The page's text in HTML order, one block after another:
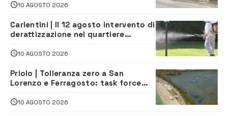
10 AGOSTO 2026
Carlentini | Il 12 agosto intervento di
derattizzazione nel quartiere
10 AGOSTO 2026
Priolo | Tolleranza zero a San
Lorenzo e Ferragosto: task force
navette gratuite
10 AGOSTO 2026